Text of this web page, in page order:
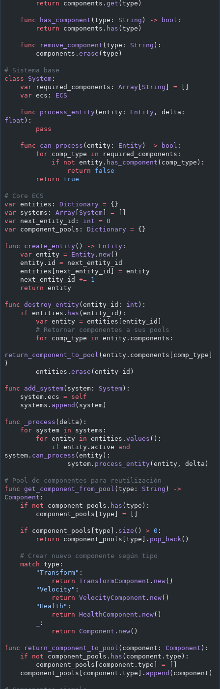
        return
components. get (type)
    func
has_component (type: String ) -> bool :
        return
components. has (type)
    func
remove_component (type: String ):
        components.
erase (type)
# Sistema base
class System :
    var
required_components: Array String =
    var
ecs: ECS
    func
process_entity(entity: Entity
float ):
        pass
    func
can_process (entity: Entity ) -> bool :
        for
comp_type in required_components:
            if
not entity. has_component (comp_type):
                return
false
        return
true
# Core ECS
var entities: Dictionary = {}
var systems: Array System =
var next_entity_id: int = 0
var component_pools: Dictionary = {}
func create_entity() -> Entity :
    var
entity = Entity . new()
    entity.id
= next_entity_id
    entities[next_entity_id]
= entity
    next_entity_id
+= 1
    return
entity
func destroy_entity(entity_id: int ):
    if
entities. has (entity_id):
        var
entity = entities[entity_id]
        # Retornar componentes a sus pools
        for
comp_type in entity.components:
return_component_to_pool (entity.components[comp_type]
)
        entities.
erase (entity_id)
func add_system(system: System ):
    system.ecs
= self
    systems.
append (system)
func _process (delta):
    for
system in systems:
        for
entity in entities. values ():
            if
entity.active and
system. can_process (entity):
                system.
process_entity(entity, delta)
# Pool de componentes para reutilización
func get_component_from_pool (type: String )
->
Component :
    if
not component_pools. has (type):
        component_pools[type]
=
    if
component_pools[type]. size () > 0 :
        return
component_pools[type]. pop_back ()
    # Crear nuevo componente según tipo
    match
type:
        "Transform"
:
            return
TransformComponent . new()
        "Velocity"
:
            return
VelocityComponent . new()
        "Health"
:
            return
HealthComponent . new()
:
            return
Component . new()
func return_component_to_pool (component: Component ):
    if
not component_pools. has (component.type):
        component_pools[component.type]
=
    component_pools[component.type].
append (component)